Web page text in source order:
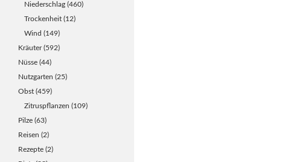
Niederschlag (460)
Trockenheit (12)
Wind (149)
Kräuter(592)
Nüsse (44)
Nutzgarten (25)
Obst (459)
Zitruspflanzen (109)
Pilze (63)
Reisen (2)
Rezepte (2)